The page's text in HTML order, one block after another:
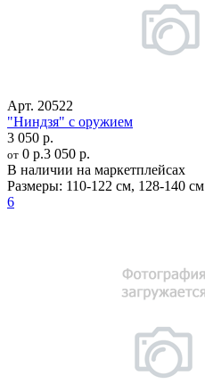
Арт. 20522
"Ниндзя" с оружием
3 050 р.
от 0 р.3 050 р.
В наличии на маркетплейсах
Размеры: 110-122 см, 128-140 см
6